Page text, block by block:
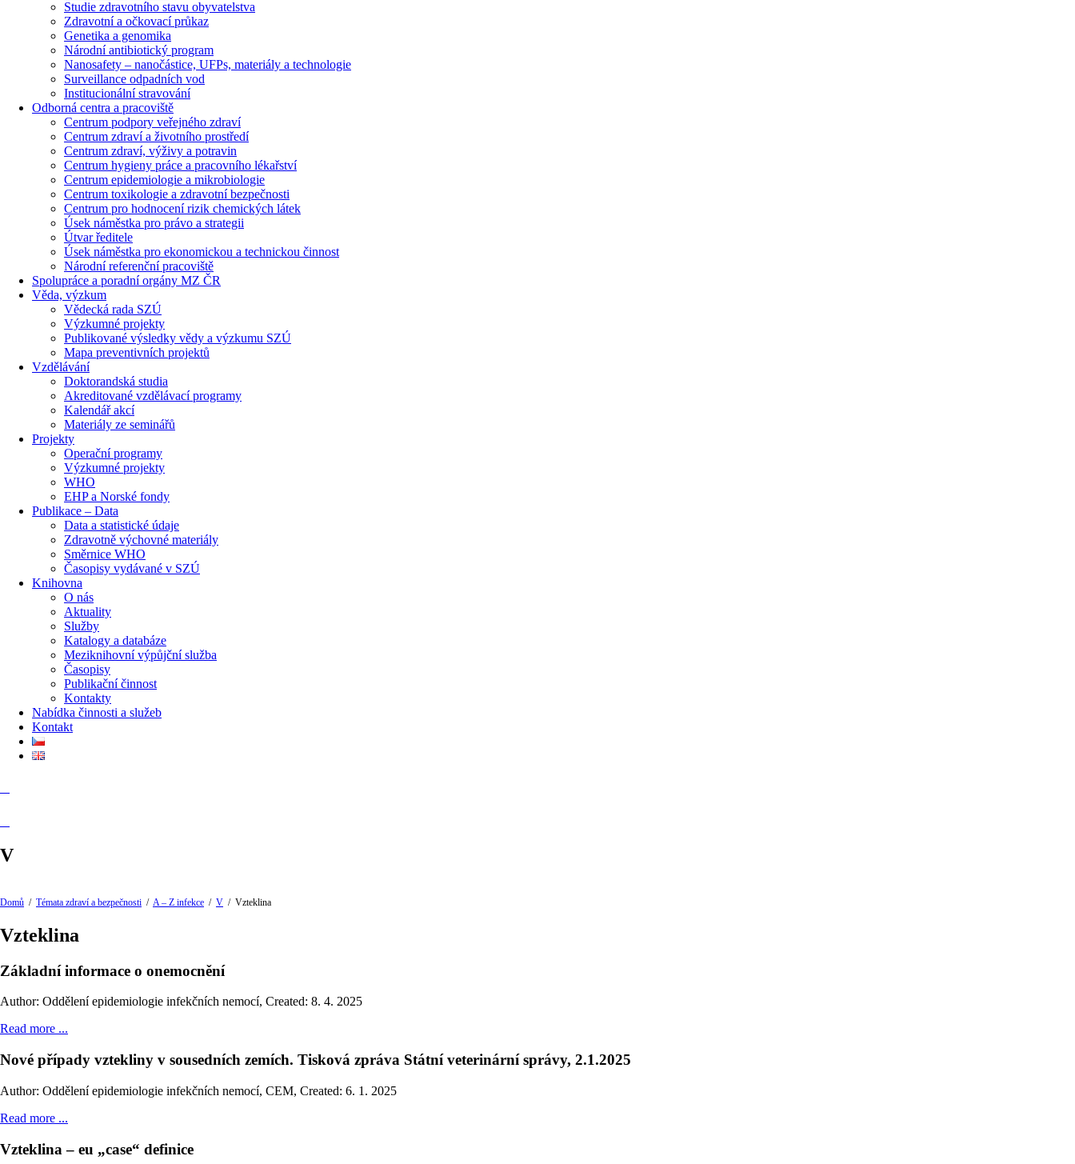
Studie zdravotního stavu obyvatelstva
Zdravotní a očkovací průkaz
Genetika a genomika
Národní antibiotický program
Nanosafety – nanočástice, UFPs, materiály a technologie
Surveillance odpadních vod
Institucionální stravování
Odborná centra a pracoviště
Centrum podpory veřejného zdraví
Centrum zdraví a životního prostředí
Centrum zdraví, výživy a potravin
Centrum hygieny práce a pracovního lékařství
Centrum epidemiologie a mikrobiologie
Centrum toxikologie a zdravotní bezpečnosti
Centrum pro hodnocení rizik chemických látek
Úsek náměstka pro právo a strategii
Útvar ředitele
Úsek náměstka pro ekonomickou a technickou činnost
Národní referenční pracoviště
Spolupráce a poradní orgány MZ ČR
Věda, výzkum
Vědecká rada SZÚ
Výzkumné projekty
Publikované výsledky vědy a výzkumu SZÚ
Mapa preventivních projektů
Vzdělávání
Doktorandská studia
Akreditované vzdělávací programy
Kalendář akcí
Materiály ze seminářů
Projekty
Operační programy
Výzkumné projekty
WHO
EHP a Norské fondy
Publikace – Data
Data a statistické údaje
Zdravotně výchovné materiály
Směrnice WHO
Časopisy vydávané v SZÚ
Knihovna
O nás
Aktuality
Služby
Katalogy a databáze
Meziknihovní výpůjční služba
Časopisy
Publikační činnost
Kontakty
Nabídka činnosti a služeb
Kontakt
V
Domů / Témata zdraví a bezpečnosti / A – Z infekce / V / Vzteklina
Vzteklina
Základní informace o onemocnění
Author: Oddělení epidemiologie infekčních nemocí, Created: 8. 4. 2025
Read more ...
Nové případy vztekliny v sousedních zemích. Tisková zpráva Státní veterinární správy, 2.1.2025
Author: Oddělení epidemiologie infekčních nemocí, CEM, Created: 6. 1. 2025
Read more ...
Vzteklina – eu „case“ definice